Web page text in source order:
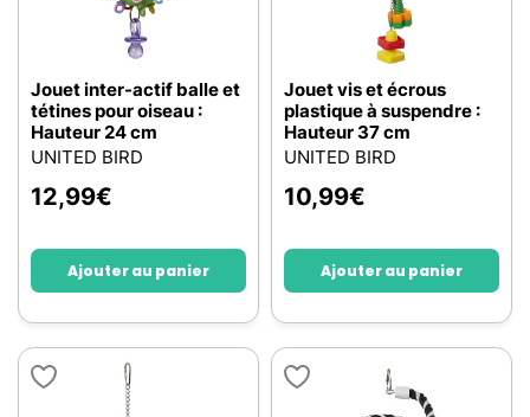
Jouet inter-actif balle et
tétines pour oiseau :
Hauteur 24 cm
UNITED BIRD
12,99€
Ajouter au panier
Jouet vis et écrous
plastique à suspendre :
Hauteur 37 cm
UNITED BIRD
10,99€
Ajouter au panier